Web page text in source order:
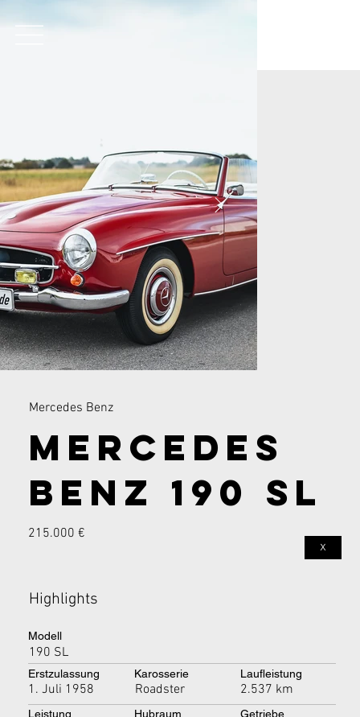
Mercedes Benz
Mercedes
Benz 190 SL
215.000 €
Highlights
Modell
190 SL
Erstzulassung
1. Juli 1958
Karosserie
Roadster
Laufleistung
2.537 km
Leistung Hubraum Getriebe
x